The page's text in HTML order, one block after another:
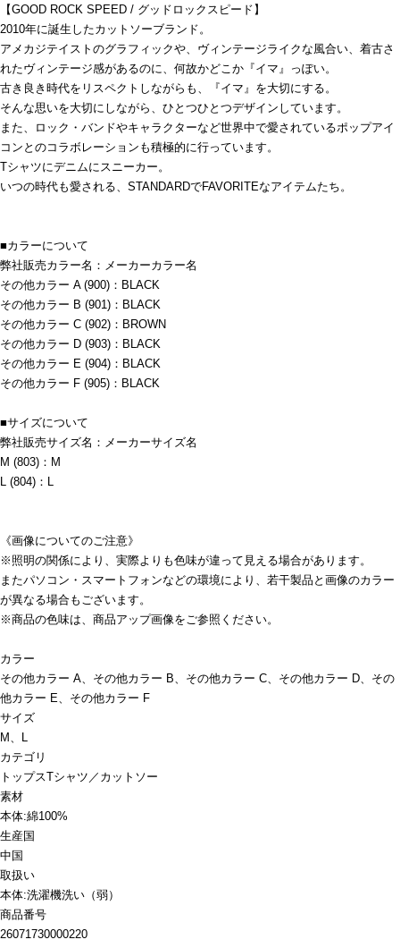
【GOOD ROCK SPEED / グッドロックスピード】
2010年に誕生したカットソーブランド。
アメカジテイストのグラフィックや、ヴィンテージライクな風合い、着古さ
れたヴィンテージ感があるのに、何故かどこか『イマ』っぽい。
古き良き時代をリスペクトしながらも、『イマ』を大切にする。
そんな思いを大切にしながら、ひとつひとつデザインしています。
また、ロック・バンドやキャラクターなど世界中で愛されているポップアイ
コンとのコラボレーションも積極的に行っています。
Tシャツにデニムにスニーカー。
いつの時代も愛される、STANDARDでFAVORITEなアイテムたち。
■カラーについて
弊社販売カラー名：メーカーカラー名
その他カラー A (900)：BLACK
その他カラー B (901)：BLACK
その他カラー C (902)：BROWN
その他カラー D (903)：BLACK
その他カラー E (904)：BLACK
その他カラー F (905)：BLACK
■サイズについて
弊社販売サイズ名：メーカーサイズ名
M (803)：M
L (804)：L
《画像についてのご注意》
※照明の関係により、実際よりも色味が違って見える場合があります。
またパソコン・スマートフォンなどの環境により、若干製品と画像のカラー
が異なる場合もございます。
※商品の色味は、商品アップ画像をご参照ください。
カラー
その他カラー A、その他カラー B、その他カラー C、その他カラー D、その
他カラー E、その他カラー F
サイズ
M、L
カテゴリ
トップスTシャツ／カットソー
素材
本体:綿100%
生産国
中国
取扱い
本体:洗濯機洗い（弱）
商品番号
26071730000220